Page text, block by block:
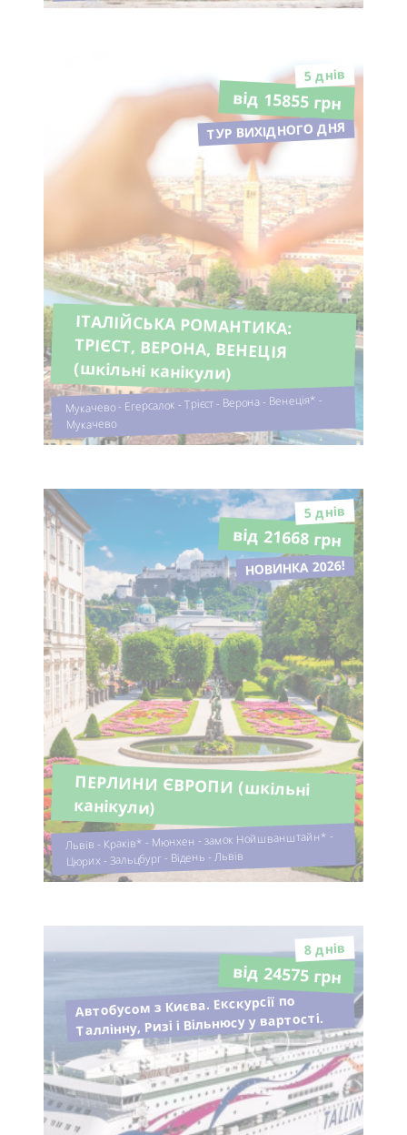
5 днiв
від 15855 грн
ТУР ВИХІДНОГО ДНЯ
ІТАЛІЙСЬКА РОМАНТИКА:
ТРІЄСТ, ВЕРОНА, ВЕНЕЦІЯ
(шкільні канікули)
Мукачево - Егерсалок - Трієст - Верона - Венеція* -
Мукачево
5 днiв
від 21668 грн
НОВИНКА 2026!
ПЕРЛИНИ ЄВРОПИ (шкільні
канікули)
Львів - Краків* - Мюнхен - замок Нойшванштайн* -
Цюрих - Зальцбург - Відень - Львів
8 днiв
від 24575 грн
Автобусом з Києва. Екскурсії по
Таллінну, Ризі і Вільнюсу у вартості.